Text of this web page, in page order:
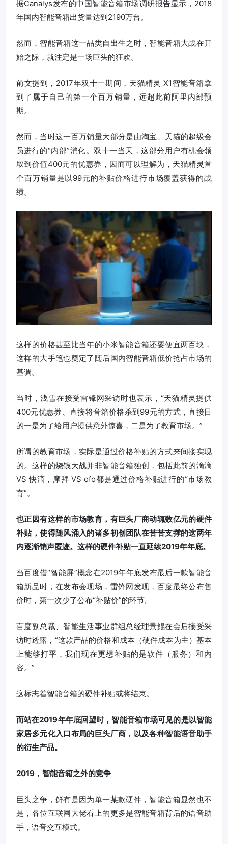
据Canalys发布的中国智能音箱市场调研报告显示，2018
年国内智能音箱出货量达到2190万台。
然而，智能音箱这一品类自出生之时，智能音箱大战在开
始之际，就注定是一场巨头的狂欢。
前文提到，2017年双十一期间，天猫精灵 X1智能音箱拿
到了属于自己的第一个百万销量，远超此前阿里内部预
期。
然而，当时这一百万销量大部分是由淘宝、天猫的超级会
员进行的“内部”消化。双十一当天，这部分用户有机会领
取到价值400元的优惠券，因而可以理解为，天猫精灵首
个百万销量是以99元的补贴价格进行市场覆盖获得的战
绩。
这样的价格甚至比当年的小米智能音箱还要便宜两百块，
这样的大手笔也奠定了随后国内智能音箱低价抢占市场的
基调。
当时，浅雪在接受雷锋网采访时也表示，“天猫精灵提供
400元优惠券、直接将音箱价格杀到99元的方式，直接目
的一是为了给用户提供意外惊喜，二是为了教育市场。”
所谓的教育市场，实际是通过价格补贴的方式来间接实现
的。这样的烧钱大战并非智能音箱独创，包括此前的滴滴
VS 快滴，摩拜 VS ofo都是通过价格补贴进行的“市场教
育”。
也正因有这样的市场教育，有巨头厂商动辄数亿元的硬件
补贴，使得随风涌入的诸多初创团队在苦苦支撑的这两年
内逐渐销声匿迹。这样的硬件补贴一直延续2019年年底。
当百度借“智能屏”概念在2019年年底发布最后一款智能音
箱新品时，在发布会现场，雷锋网发现，百度最终公布售
价时，第一次少了公布“补贴价”的环节。
百度副总裁、智能生活事业群组总经理景鲲在会后接受采
访时透露，“这款产品的价格和成本（硬件成本为主）基本
上能够打平，我们现在更想补贴的是软件（服务）和内
容。”
这标志着智能音箱的硬件补贴或将结束。
而站在2019年年底回望时，智能音箱市场可见的是以智能
家居多元化入口布局的巨头厂商，以及各种智能语音助手
的衍生产品。
2019，智能音箱之外的竞争
巨头之争，鲜有是因为单一某款硬件，智能音箱显然也不
是，各位互联网大佬看上的更多是智能音箱背后的语音助
手，语音交互模式。